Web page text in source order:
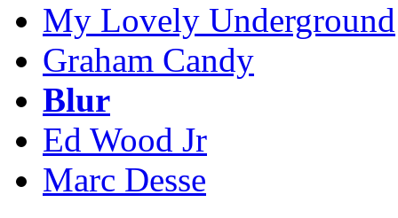
My Lovely Underground
Graham Candy
Blur
Ed Wood Jr
Marc Desse